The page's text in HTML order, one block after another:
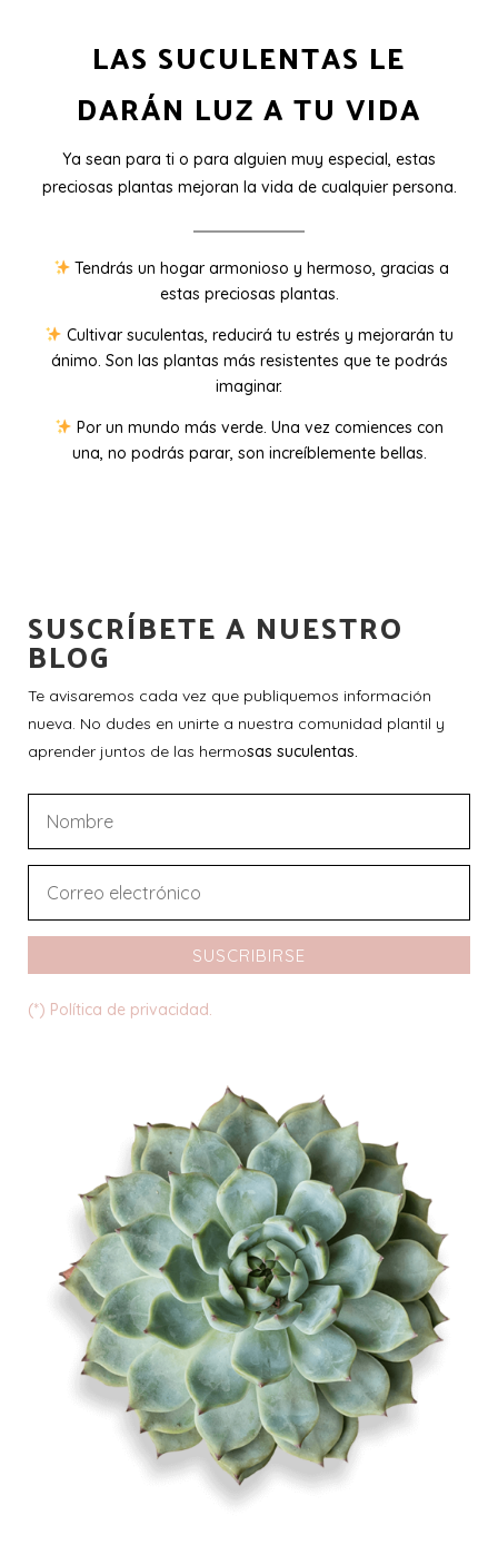
LAS SUCULENTAS LE
DARÁN LUZ A TU VIDA
Ya sean para ti o para alguien muy especial, estas
preciosas plantas mejoran la vida de cualquier persona.
Tendrás un hogar armonioso y hermoso, gracias a
estas preciosas plantas.
Cultivar suculentas, reducirá tu estrés y mejorarán tu
ánimo. Son las plantas más resistentes que te podrás
imaginar.
Por un mundo más verde. Una vez comiences con
una, no podrás parar, son increíblemente bellas.
SUSCRÍBETE A NUESTRO
BLOG
Te avisaremos cada vez que publiquemos información
nueva. No dudes en unirte a nuestra comunidad plantil y
aprender juntos de las hermosas suculentas.
SUSCRIBIRSE
(*) Política de privacidad.